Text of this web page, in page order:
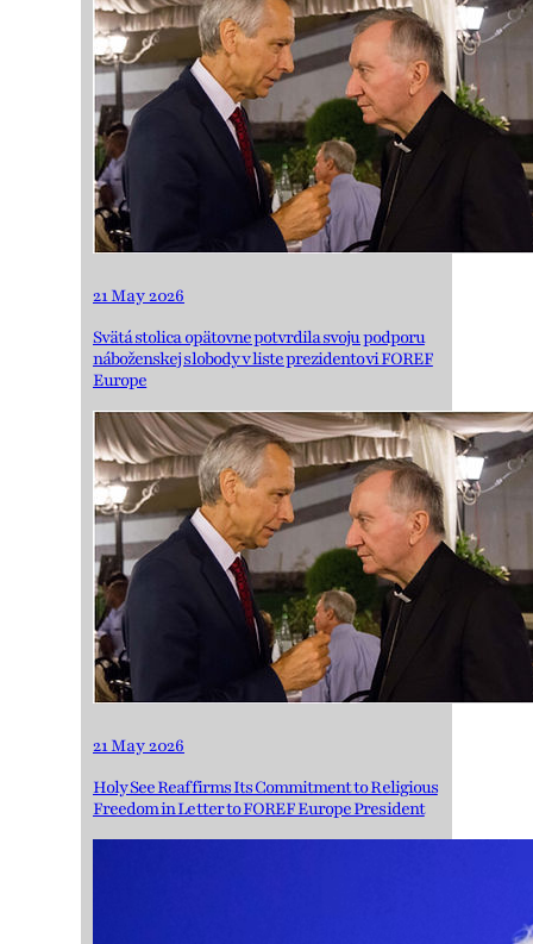
21 May 2026
Svätá stolica opätovne potvrdila svoju podporu
náboženskej slobody v liste prezidentovi FOREF
Europe
21 May 2026
Holy See Reaffirms Its Commitment to Religious
Freedom in Letter to FOREF Europe President